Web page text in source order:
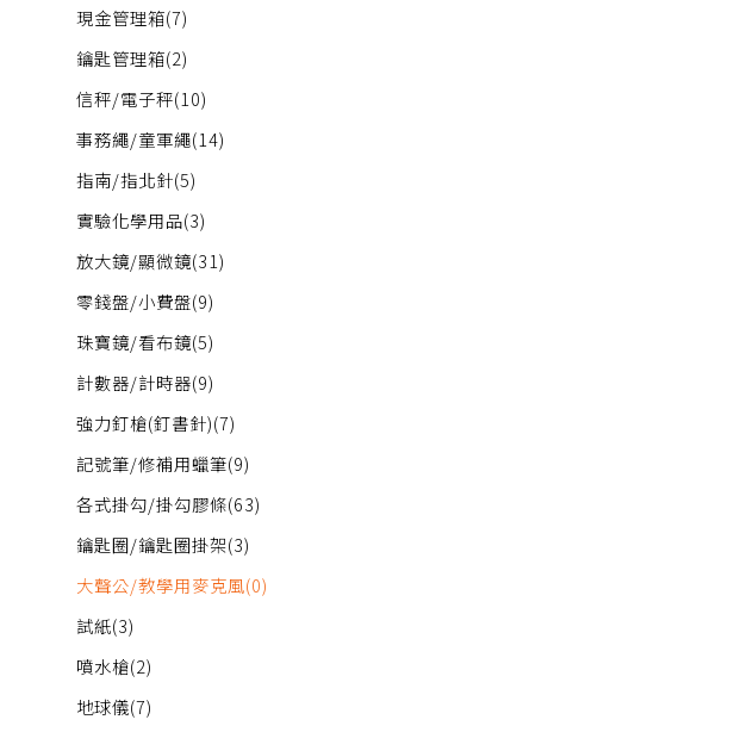
現金管理箱(7)
鑰匙管理箱(2)
信秤/電子秤(10)
事務繩/童軍繩(14)
指南/指北針(5)
實驗化學用品(3)
放大鏡/顯微鏡(31)
零錢盤/小費盤(9)
珠寶鏡/看布鏡(5)
計數器/計時器(9)
強力釘槍(釘書針)(7)
記號筆/修補用蠟筆(9)
各式掛勾/掛勾膠條(63)
鑰匙圈/鑰匙圈掛架(3)
大聲公/教學用麥克風(0)
試紙(3)
噴水槍(2)
地球儀(7)